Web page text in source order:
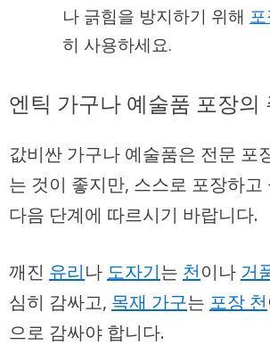
나 긁힘을 방지하기 위해
히 사용하세요.
엔틱 가구나 예술품 포장의
값비싼 가구나 예술품은 전문 포
는 것이 좋지만, 스스로 포장하고
다음 단계에 따르시기 바랍니다.
깨진 유리나 도자기는 천이나 거
심히 감싸고, 목재 가구는 포장 천
으로 감싸야 합니다.